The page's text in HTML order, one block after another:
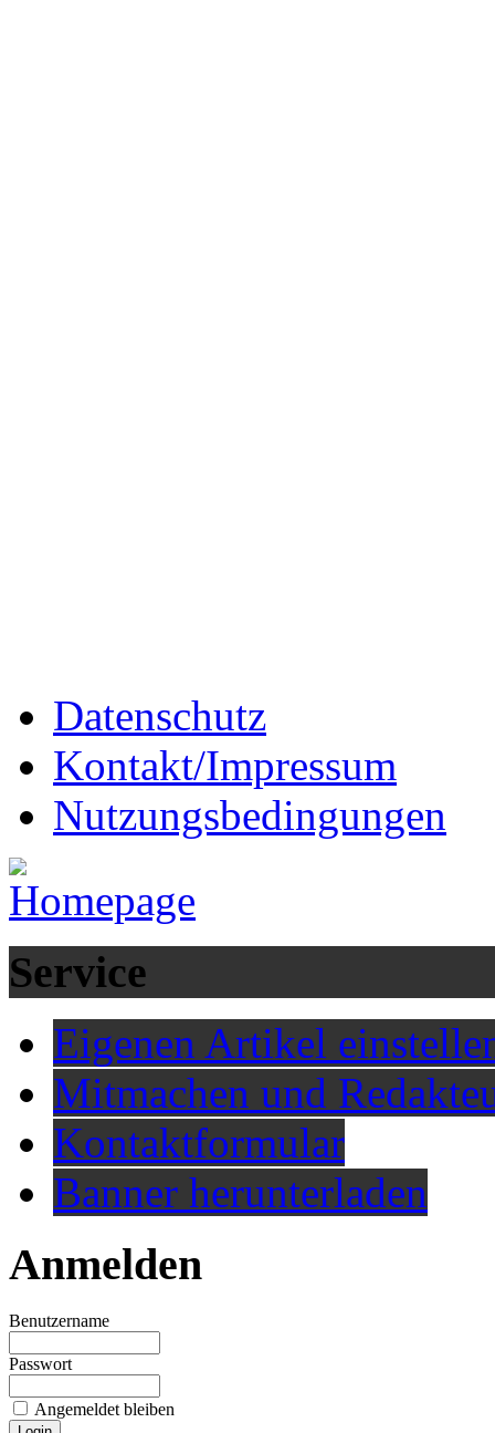
Datenschutz
Kontakt/Impressum
Nutzungsbedingungen
Service
Eigenen Artikel
Mitmachen und
Kontaktformular
Banner herunterladen
Anmelden
Benutzername
Passwort
Angemeldet bleiben